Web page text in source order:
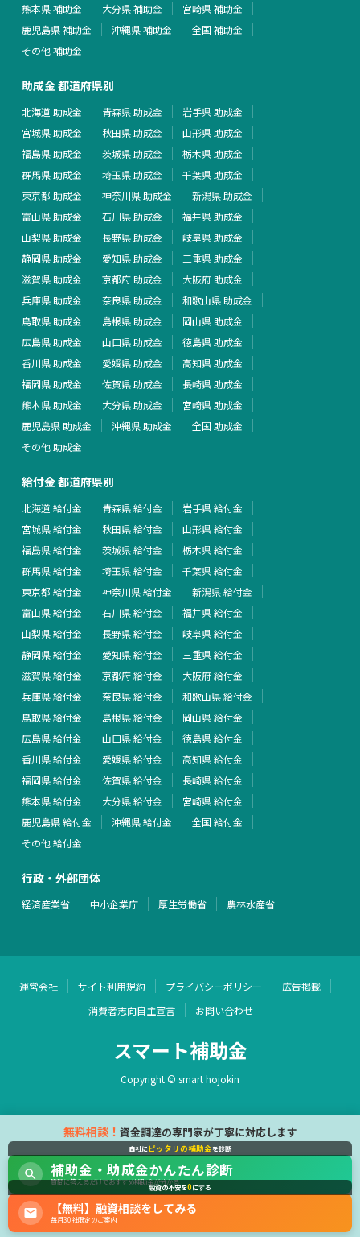
熊本県 補助金
大分県 補助金
宮崎県 補助金
鹿児島県 補助金
沖縄県 補助金
全国 補助金
その他 補助金
助成金 都道府県別
北海道 助成金 青森県 助成金
岩手県 助成金
宮城県 助成金
秋田県 助成金
山形県 助成金
福島県 助成金
茨城県 助成金
栃木県 助成金
群馬県 助成金
埼玉県 助成金
千葉県 助成金
東京都 助成金
神奈川県 助成金
新潟県 助成金
富山県 助成金
石川県 助成金
福井県 助成金
山梨県 助成金
長野県 助成金
岐阜県 助成金
静岡県 助成金
愛知県 助成金
三重県 助成金
滋賀県 助成金
京都府 助成金
大阪府 助成金
兵庫県 助成金
奈良県 助成金
和歌山県 助成金
鳥取県 助成金
島根県 助成金
岡山県 助成金
広島県 助成金
山口県 助成金
徳島県 助成金
香川県 助成金
愛媛県 助成金
高知県 助成金
福岡県 助成金
佐賀県 助成金
長崎県 助成金
熊本県 助成金
大分県 助成金
宮崎県 助成金
鹿児島県 助成金
沖縄県 助成金
全国 助成金
その他 助成金
給付金 都道府県別
北海道 給付金 青森県 給付金
岩手県 給付金
宮城県 給付金
秋田県 給付金
山形県 給付金
福島県 給付金
茨城県 給付金
栃木県 給付金
群馬県 給付金
埼玉県 給付金
千葉県 給付金
東京都 給付金
神奈川県 給付金
新潟県 給付金
富山県 給付金
石川県 給付金
福井県 給付金
山梨県 給付金
長野県 給付金
岐阜県 給付金
静岡県 給付金
愛知県 給付金
三重県 給付金
滋賀県 給付金
京都府 給付金
大阪府 給付金
兵庫県 給付金
奈良県 給付金
和歌山県 給付金
鳥取県 給付金
島根県 給付金
岡山県 給付金
広島県 給付金
山口県 給付金
徳島県 給付金
香川県 給付金
愛媛県 給付金
高知県 給付金
福岡県 給付金
佐賀県 給付金
長崎県 給付金
熊本県 給付金
大分県 給付金
宮崎県 給付金
鹿児島県 給付金
沖縄県 給付金
全国 給付金
その他 給付金
行政・外部団体
経済産業省 中小企業庁 厚生労働省 農林水産省
運営会社 サイト利用規約 プライバシーポリシー
広告掲載
消費者志向自主宣言
お問い合わせ
スマート補助金
Copyright © smart hojokin
無料相談！ 資金調達の専門家が丁寧に対応します
自社にピッタリの補助金を診断
補助金・助成金かんたん診断
質問に答えるだけでおすすめ補助金が分かる
融資の不安を0にする
【無料】融資相談をしてみる
毎月30社限定のご案内